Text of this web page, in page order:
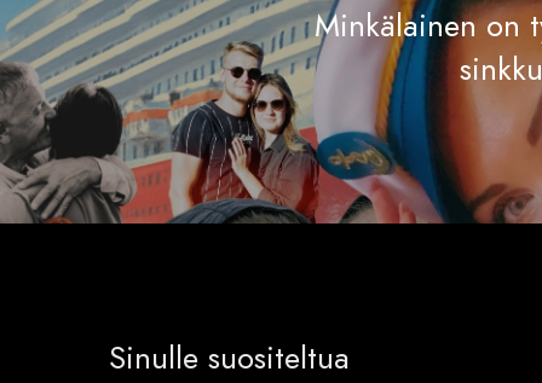
Minkälainen on
Sinulle suositeltua